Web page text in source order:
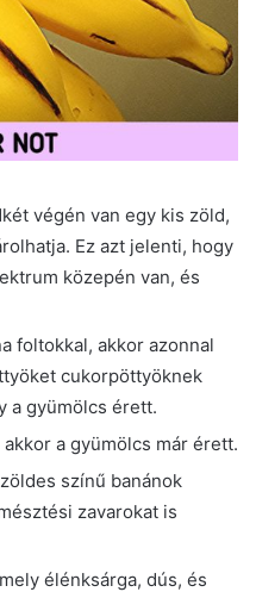
végén van egy kis zöld,
Ez azt jelenti, hogy
közepén van, és
foltokkal, akkor azonnal
cukorpöttyöknek
a gyümölcs érett.
a gyümölcs már érett.
színű banánok
zavarokat is
élénksárga, dús, és